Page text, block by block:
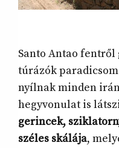
Santo Antao fentről
túrázók
nyílnak minden
hegyvonulat is
gerincek,
széles skálája,